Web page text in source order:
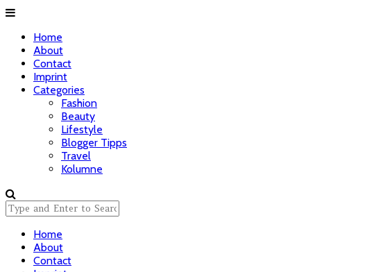
Home
About
Contact
Imprint
Categories
Fashion
Beauty
Lifestyle
Blogger Tipps
Travel
Kolumne
Home
About
Contact